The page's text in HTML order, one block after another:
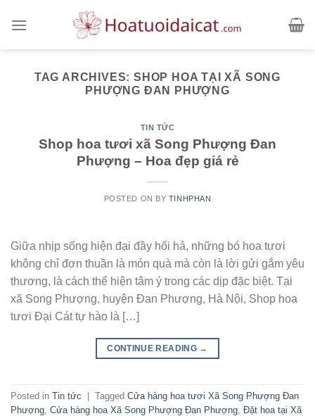
TAG ARCHIVES:SHOP HOA TẠI XÃ SONG
PHƯỢNG ĐAN PHƯỢNG
TIN TỨC
Shop hoa tươi xã Song Phượng Đan
Phượng – Hoa đẹp giá rẻ
POSTED ON BY TINHPHAN
Giữa nhịp sống hiện đại đầy hối hả, những bó hoa tươi
không chỉ đơn thuần là món quà mà còn là lời gửi gắm yêu
thương, là cách thể hiện tâm ý trong các dịp đặc biệt. Tại
xã Song Phượng, huyện Đan Phượng, Hà Nội, Shop hoa
tươi Đại Cát tự hào là […]
CONTINUE READING →
Posted in Tin tức Tagged Cửa hàng hoa tươi Xã Song Phượng Đan
Phượng Cửa hàng hoa Xã Song Phượng Đan Phượng Đặt hoa tại Xã